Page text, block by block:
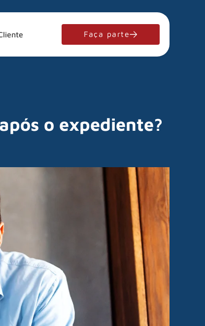
Faça parte
o expediente?